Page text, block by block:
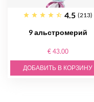
4.5 (213)
9 альстромерий
€ 43.00
ДОБАВИТЬ В КОРЗИНУ